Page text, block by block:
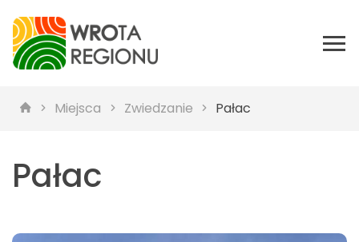
Miejsca Zwiedzanie Pałac
Pałac